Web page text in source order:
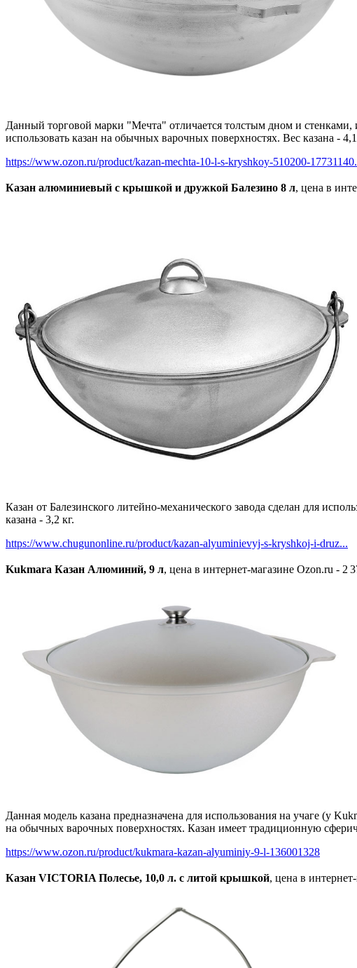
Данный торговой марки "Мечта" отличается толстым дном и
использовать казан на обычных варочных поверхностях. Вес казана - 4,1
https://www.ozon.ru/product/kazan-mechta-10-l-s-kryshkoy-510200-
Казан алюминиевый с крышкой и дружкой Балезино 8 л, цена в
Казан от Балезинского литейно-механического завода сделан для
казана - 3,2 кг.
https://www.chugunonline.ru/product/kazan-alyuminievyj-s-kryshkoj-i-druz...
Kukmara Казан Алюминий, 9 л, цена в интернет-магазине Ozon.ru - 2
Данная модель казана предназначена для использования на учаге (у
на обычных варочных поверхностях. Казан имеет традиционную
https://www.ozon.ru/product/kukmara-kazan-alyuminiy-9-l-136001328
Казан VICTORIA Полесье, 10,0 л. с литой крышкой, цена в